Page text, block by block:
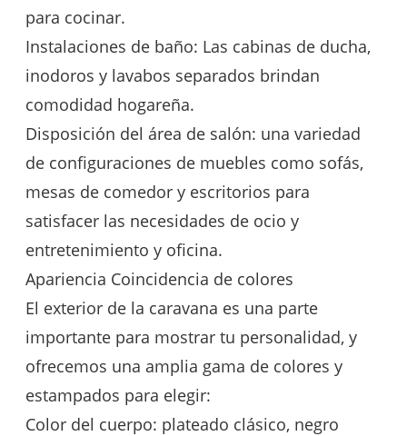
para cocinar.
Instalaciones de baño: Las cabinas de ducha,
inodoros y lavabos separados brindan
comodidad hogareña.
Disposición del área de salón: una variedad
de configuraciones de muebles como sofás,
mesas de comedor y escritorios para
satisfacer las necesidades de ocio y
entretenimiento y oficina.
Apariencia Coincidencia de colores
El exterior de la caravana es una parte
importante para mostrar tu personalidad, y
ofrecemos una amplia gama de colores y
estampados para elegir:
Color del cuerpo: plateado clásico, negro